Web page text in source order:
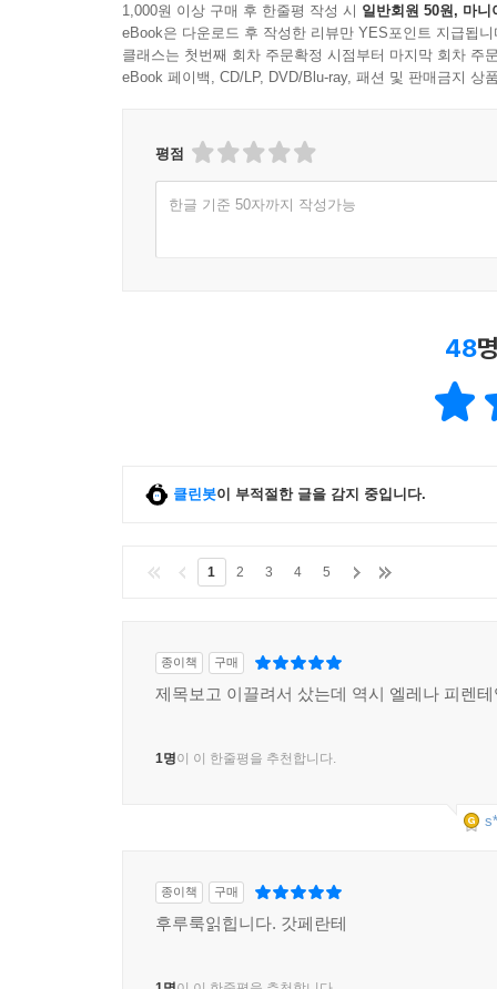
자신의 성기를 보여주며 은밀한 행위를 요구한다.
“입에 넣어줘.”
잠깐 눈을 감고 쓰러지듯 소파에 등을 기대고 있
줄리아나와 가까워지려 노력하다 두 사람이 무사
아름다운 줄리아나와 지적인 대학 강사 로베르
사람의 애정행각을 목격하고 걷잡을 수 없는 욕
내가 여행길에 나선 건 팔찌를 찾아오기 위해서
생각하게 한다.
너무나 가혹했던 자신의 사춘기 시절을 떠올리게
“사랑스럽지 않아도 상관없어. 아무도 나를 사랑해
『어른들의 거짓된 삶』에는 페란테만의 독특한
1,000원 이상 구매 후 한줄평 작성 시 일반회원 50원, 마니
eBook은 다운로드 후 작성한 리뷰만 YES포인트 지급됩니
클래스는 첫번째 회차 주문확정 시점부터 마지막 회차 주
eBook 페이백, CD/LP, DVD/Blu-ray, 패션 및 판매금지 상
평점
한글 기준 50자까지 작성가능
48
클린봇이 부적절한 글을 감지 중입니다.
1 2 3 4 5
종이책 구매
제목보고 이끌려서 샀는데 역시 엘레나 피렌
1명이 이 한줄평을 추천합니다.
종이책 구매
후루룩읽힙니다. 갓페란테